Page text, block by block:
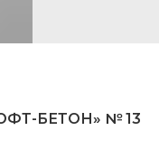
БЕТОН» № 13